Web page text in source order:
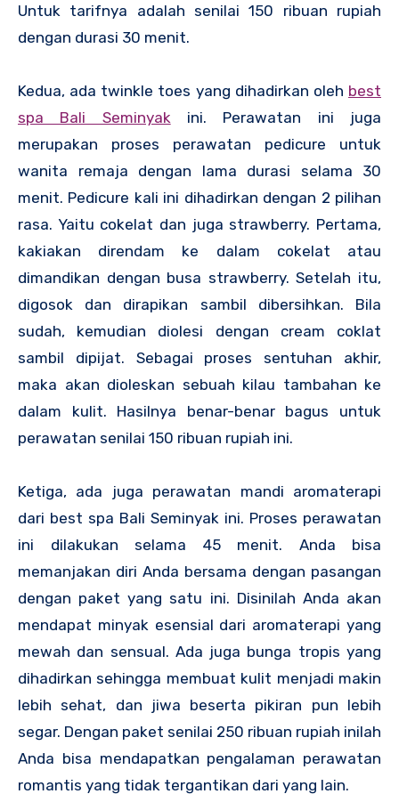
Untuk tarifnya adalah senilai 150 ribuan rupiah
dengan durasi 30 menit.
Kedua, ada twinkle toes yang dihadirkan oleh best
spa Bali Seminyak ini. Perawatan ini juga
merupakan proses perawatan pedicure untuk
wanita remaja dengan lama durasi selama 30
menit. Pedicure kali ini dihadirkan dengan 2 pilihan
rasa. Yaitu cokelat dan juga strawberry. Pertama,
kakiakan direndam ke dalam cokelat atau
dimandikan dengan busa strawberry. Setelah itu,
digosok dan dirapikan sambil dibersihkan. Bila
sudah, kemudian diolesi dengan cream coklat
sambil dipijat. Sebagai proses sentuhan akhir,
maka akan dioleskan sebuah kilau tambahan ke
dalam kulit. Hasilnya benar-benar bagus untuk
perawatan senilai 150 ribuan rupiah ini.
Ketiga, ada juga perawatan mandi aromaterapi
dari best spa Bali Seminyak ini. Proses perawatan
ini dilakukan selama 45 menit. Anda bisa
memanjakan diri Anda bersama dengan pasangan
dengan paket yang satu ini. Disinilah Anda akan
mendapat minyak esensial dari aromaterapi yang
mewah dan sensual. Ada juga bunga tropis yang
dihadirkan sehingga membuat kulit menjadi makin
lebih sehat, dan jiwa beserta pikiran pun lebih
segar. Dengan paket senilai 250 ribuan rupiah inilah
Anda bisa mendapatkan pengalaman perawatan
romantis yang tidak tergantikan dari yang lain.